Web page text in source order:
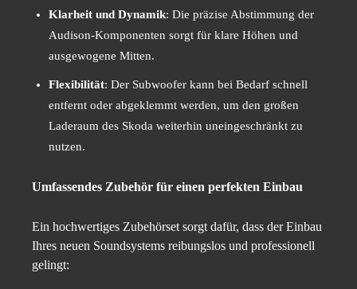
Klarheit und Dynamik: Die präzise Abstimmung der
Audison-Komponenten sorgt für klare Höhen und
ausgewogene Mitten.
Flexibilität: Der Subwoofer kann bei Bedarf schnell
entfernt oder abgeklemmt werden, um den großen
Laderaum des Skoda weiterhin uneingeschränkt zu
nutzen.
Umfassendes Zubehör für einen perfekten Einbau
Ein hochwertiges Zubehörset sorgt dafür, dass der Einbau
Ihres neuen Soundsystems reibungslos und professionell
gelingt: